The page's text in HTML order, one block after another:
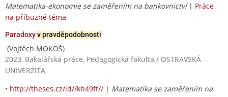
Matematika-ekonomie se zaměřením na bankovnictví| Práce
na příbuzné téma
Paradoxyv pravděpodobnosti
(Vojtěch MOKOŠ)
2023, Bakalářská práce, Pedagogická fakulta / OSTRAVSKÁ
UNIVERZITA
• http://theses.cz/id//kh49ft// | Matematika se zaměřením na